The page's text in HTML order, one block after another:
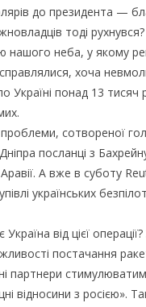
до президента —
тоді
неба, у якому
хоча
Україні понад 13
сотвореної
посланці з
Аравії. А вже в суботу
українських
від цієї
постачання
партнери
відносини з росією».